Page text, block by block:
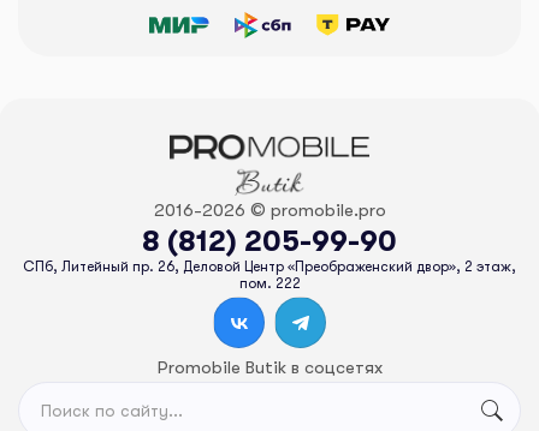
2016-2026 © promobile.pro
8 (812) 205-99-90
СПб, Литейный пр. 26, Деловой Центр «Преображенский двор», 2 этаж,
пом. 222
Promobile Butik в соцсетях